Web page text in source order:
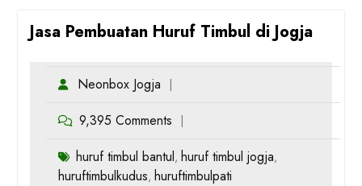
Jasa Pembuatan Huruf Timbul di Jogja
Neonbox Jogja
9,395 Comments
huruf timbul bantul, huruf timbul jogja,
huruftimbulkudus, huruftimbulpati